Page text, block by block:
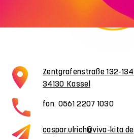
Zentgrafenstraße 132-134
34130 Kassel
fon: 0561 2207 1030
caspar.ulrich@viva-kita.de